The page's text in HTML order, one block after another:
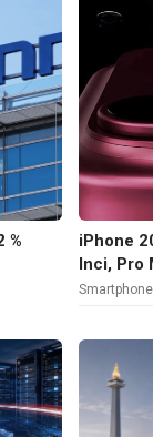
%
iPhone
Inci, Pro
Smartphone